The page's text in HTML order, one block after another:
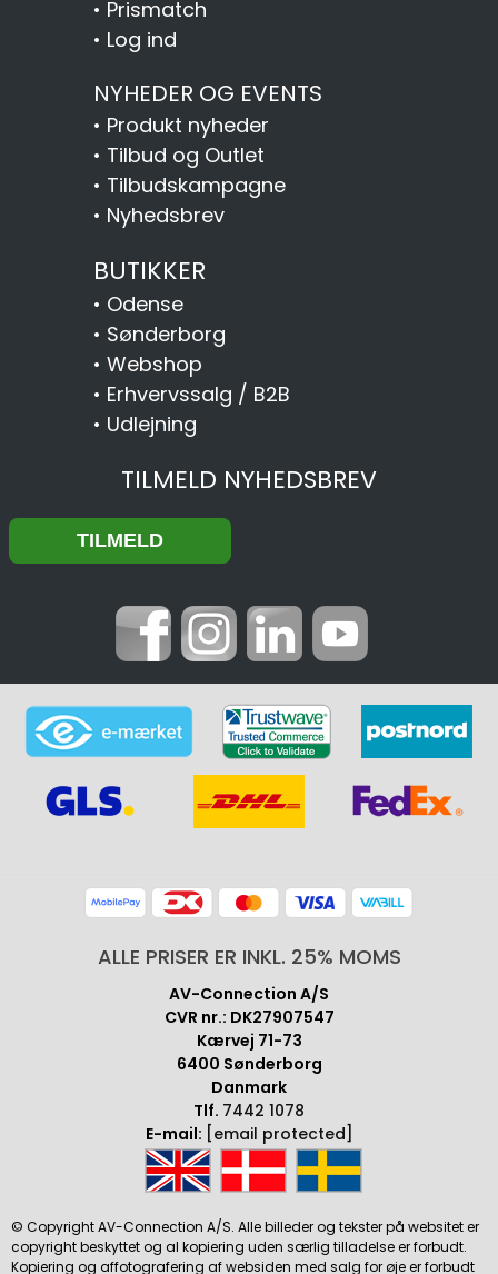
• Prismatch
• Log ind
NYHEDER OG EVENTS
• Produkt nyheder
• Tilbud og Outlet
• Tilbudskampagne
• Nyhedsbrev
BUTIKKER
• Odense
• Sønderborg
• Webshop
• Erhvervssalg / B2B
• Udlejning
TILMELD NYHEDSBREV
ALLE PRISER ER INKL. 25% MOMS
AV-Connection A/S
CVR nr.: DK27907547
Kærvej 71-73
6400 Sønderborg
Danmark
Tlf. 7442 1078
E-mail: [email protected]
© Copyright AV-Connection A/S. Alle billeder og tekster på websitet er
copyright beskyttet og al kopiering uden særlig tilladelse er forbudt.
Kopiering og affotografering af websiden med salg for øje er forbudt